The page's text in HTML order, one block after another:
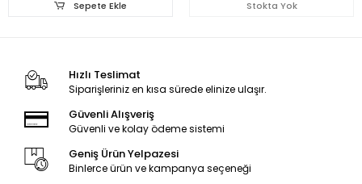
Sepete Ekle Stokta Yok
Hızlı Teslimat
Siparişleriniz en kısa sürede elinize ulaşır.
Güvenli Alışveriş
Güvenli ve kolay ödeme sistemi
Geniş Ürün Yelpazesi
Binlerce ürün ve kampanya seçeneği